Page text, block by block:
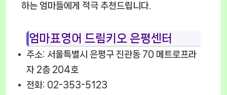
하는 엄마들에게 적극 추천드립니다.
엄마표영어 드림키오 은평센터
주소: 서울특별시 은평구 진관동 70 메트로프라
자 2층 204호
전화: 02-353-5123